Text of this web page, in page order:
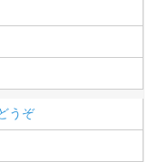
うぞ